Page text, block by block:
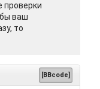
проверки
ваш
то
[BBcode]